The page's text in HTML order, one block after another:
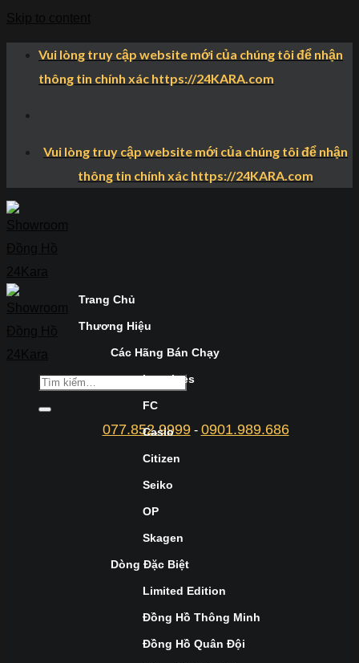
Vui lòng truy cập website mới của chúng tôi để nhận
thông tin chính xác https://24KARA.com
Vui lòng truy cập website mới của chúng tôi để nhận
thông tin chính xác https://24KARA.com
077.852.9999- 0901.989.686
Trang Chủ
Thương Hiệu
Các Hãng Bán Chạy
Longines
FC
Casio
Citizen
Seiko
OP
Skagen
Dòng Đặc Biệt
Limited Edition
Đồng Hồ Thông Minh
Đồng Hồ Quân Đội